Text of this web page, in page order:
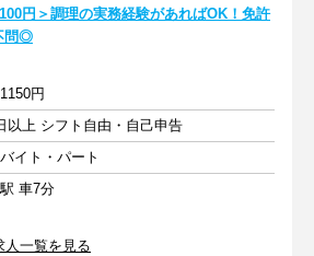
円＞調理の実務経験があればOK！免許
問◎
円
以上 シフト自由・自己申告
イト・パート
車7分
人一覧を見る